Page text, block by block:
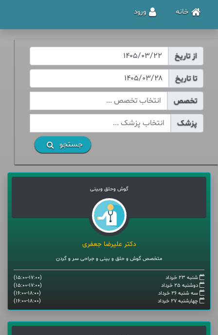
خانه ورود
از تاریخ
تا تاریخ
تخصص
پزشک
جستجو
گوش وحلق وبینی
دکتر علیرضا جعفری
متخصص گوش و حلق و بینی و جراحی سر و گردن
شنبه 23 خرداد
(15:00-17:00)
دوشنبه 25 خرداد
(15:00-17:00)
سه شنبه 26 خرداد
(16:00-18:00)
چهارشنبه 27 خرداد
(16:00-18:00)